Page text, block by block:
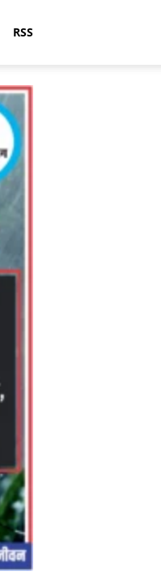
RSS